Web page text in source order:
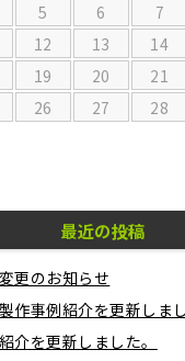
5 6 7
12 13 14
19 20 21
26 27 28
最近の投稿
更のお知らせ
作事例紹介を更新しまし
介を更新しました。